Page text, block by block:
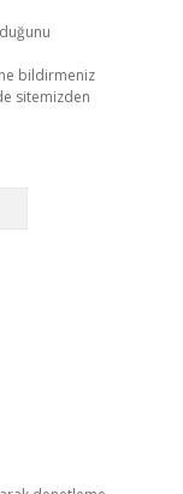
bildirmeniz
sitemizden